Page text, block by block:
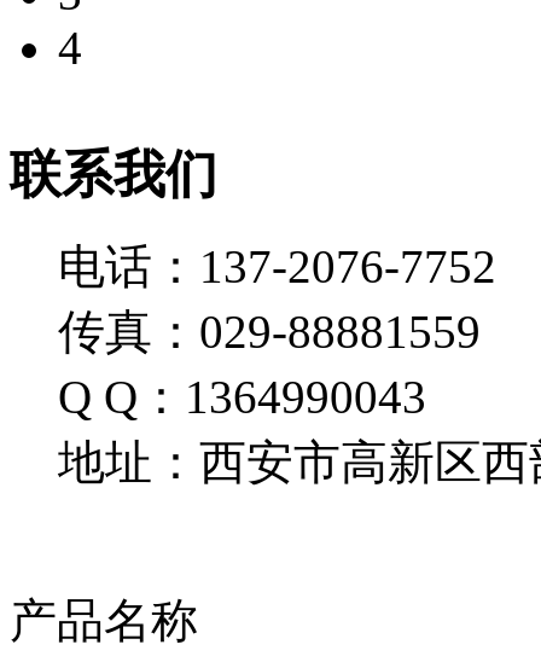
4
联系我们
电话：137-2076-7752
传真：029-88881559
Q Q：1364990043
地址：西安市高新区西
产品名称